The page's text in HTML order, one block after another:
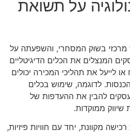
על תשואת
מרכזי בשוק המסחרי, והשפעתה על
המנצלים את הכלים הדיגיטליים
לייעל את תהליכי המכירה יכולים
לדוגמה, שימוש בכלים
לעסקים להבין את ההעדפות של
שיווק ממוקדות.
מקוונת, יחד עם חוויות פיזיות,